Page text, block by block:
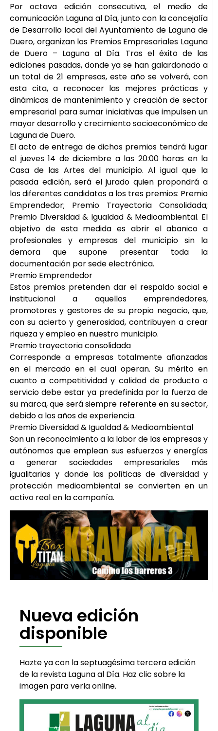
Por octava edición consecutiva, el medio de
comunicación Laguna al Día, junto con la concejalía
de Desarrollo local del Ayuntamiento de Laguna de
Duero, organizan los Premios Empresariales Laguna
de Duero – Laguna al Día. Tras el éxito de las
ediciones pasadas, donde ya se han galardonado a
un total de 21 empresas, este año se volverá, con
esta cita, a reconocer las mejores prácticas y
dinámicas de mantenimiento y creación de sector
empresarial para sumar iniciativas que impulsen un
mayor desarrollo y crecimiento socioeconómico de
Laguna de Duero.
El acto de entrega de dichos premios tendrá lugar
el jueves 14 de diciembre a las 20:00 horas en la
Casa de las Artes del municipio. Al igual que la
pasada edición, será el jurado quien propondrá a
los diferentes candidatos a los tres premios: Premio
Emprendedor; Premio Trayectoria Consolidada;
Premio Diversidad & Igualdad & Medioambiental. El
objetivo de esta medida es abrir el abanico a
profesionales y empresas del municipio sin la
demora que supone presentar toda la
documentación por sede electrónica.
Premio Emprendedor
Estos premios pretenden dar el respaldo social e
institucional a aquellos emprendedores,
promotores y gestores de su propio negocio, que,
con su acierto y generosidad, contribuyen a crear
riqueza y empleo en nuestro municipio.
Premio trayectoria consolidada
Corresponde a empresas totalmente afianzadas
en el mercado en el cual operan. Su mérito en
cuanto a competitividad y calidad de producto o
servicio debe estar ya predefinida por la fuerza de
su marca, que será siempre referente en su sector,
debido a los años de experiencia.
Premio Diversidad & Igualdad & Medioambiental
Son un reconocimiento a la labor de las empresas y
autónomos que emplean sus esfuerzos y energías
a generar sociedades empresariales más
igualitarias y donde las políticas de diversidad y
protección medioambiental se convierten en un
activo real en la compañía.
Nueva edición
disponible
Hazte ya con la septuagésima tercera edición
de la revista Laguna al Día. Haz clic sobre la
imagen para verla online.